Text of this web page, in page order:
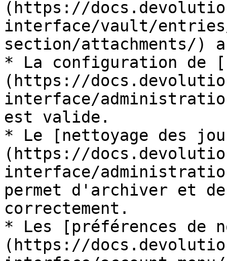
(https://
interface/vault/
section/attachments/)
* La configuration de
(https://
interface/
est valide.
* Le [nettoyage des
(https://
interface/
permet d'archiver et
correctement.
* Les [préférences de
(https://